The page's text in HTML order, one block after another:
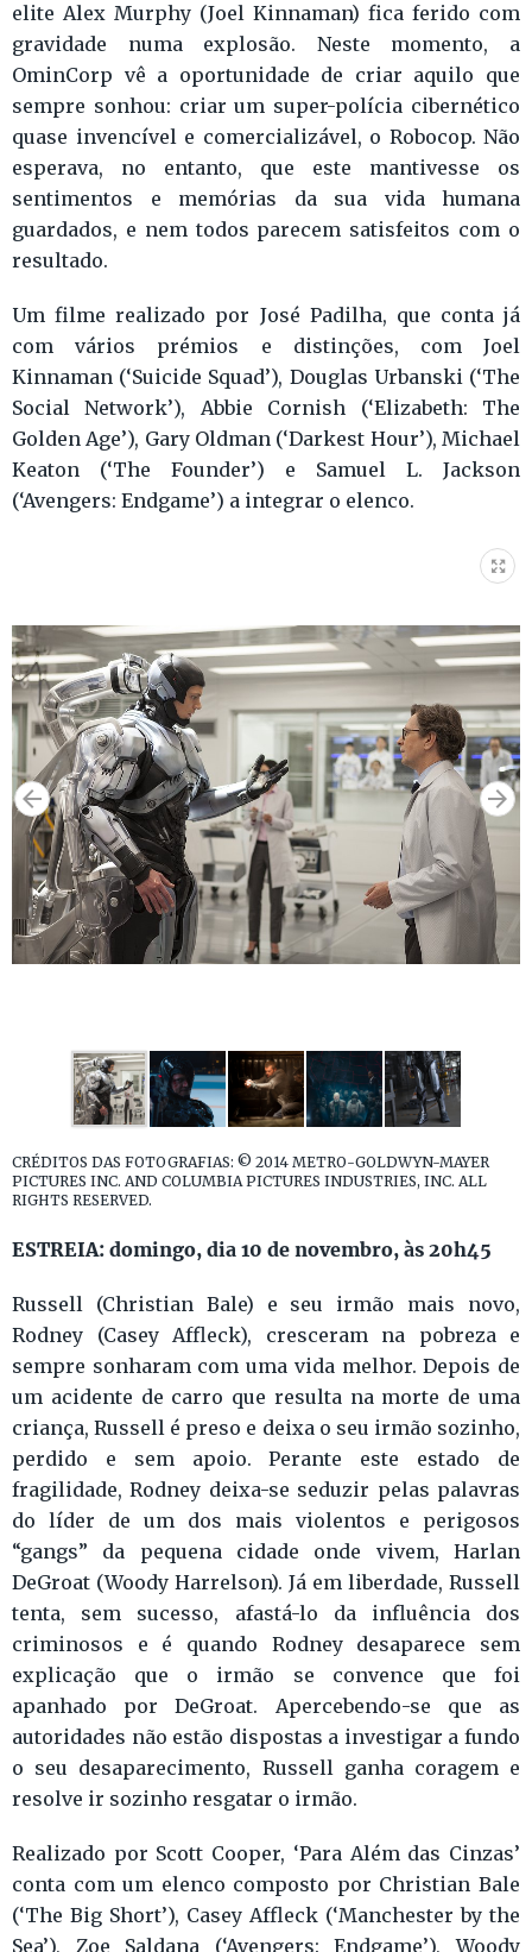
elite Alex Murphy (Joel Kinnaman) fica ferido com
gravidade numa explosão. Neste momento, a
OminCorp vê a oportunidade de criar aquilo que
sempre sonhou: criar um super-polícia cibernético
quase invencível e comercializável, o Robocop. Não
esperava, no entanto, que este mantivesse os
sentimentos e memórias da sua vida humana
guardados, e nem todos parecem satisfeitos com o
resultado.
Um filme realizado por José Padilha, que conta já
com vários prémios e distinções, com Joel
Kinnaman (‘Suicide Squad’), Douglas Urbanski (‘The
Social Network’), Abbie Cornish (‘Elizabeth: The
Golden Age’), Gary Oldman (‘Darkest Hour’), Michael
Keaton (‘The Founder’) e Samuel L. Jackson
(‘Avengers: Endgame’) a integrar o elenco.
CRÉDITOS DAS FOTOGRAFIAS: © 2014 METRO-GOLDWYN-MAYER
PICTURES INC. AND COLUMBIA PICTURES INDUSTRIES, INC. ALL
RIGHTS RESERVED.
ESTREIA: domingo, dia 10 de novembro, às 20h45
Russell (Christian Bale) e seu irmão mais novo,
Rodney (Casey Affleck), cresceram na pobreza e
sempre sonharam com uma vida melhor. Depois de
um acidente de carro que resulta na morte de uma
criança, Russell é preso e deixa o seu irmão sozinho,
perdido e sem apoio. Perante este estado de
fragilidade, Rodney deixa-se seduzir pelas palavras
do líder de um dos mais violentos e perigosos
“gangs” da pequena cidade onde vivem, Harlan
DeGroat (Woody Harrelson). Já em liberdade, Russell
tenta, sem sucesso, afastá-lo da influência dos
criminosos e é quando Rodney desaparece sem
explicação que o irmão se convence que foi
apanhado por DeGroat. Apercebendo-se que as
autoridades não estão dispostas a investigar a fundo
o seu desaparecimento, Russell ganha coragem e
resolve ir sozinho resgatar o irmão.
Realizado por Scott Cooper, ‘Para Além das Cinzas’
conta com um elenco composto por Christian Bale
(‘The Big Short’), Casey Affleck (‘Manchester by the
Sea’), Zoe Saldana (‘Avengers: Endgame’), Woody